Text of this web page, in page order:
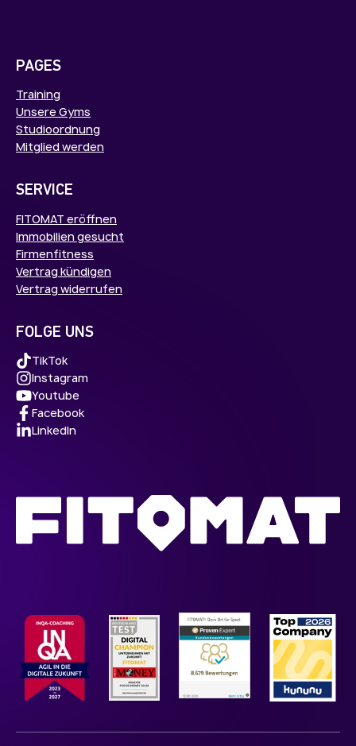
PAGES
Training
Unsere Gyms
Studioordnung
Mitglied werden
SERVICE
FITOMAT eröffnen
Immobilien gesucht
Firmenfitness
Vertrag kündigen
Vertrag widerrufen
FOLGE UNS
TikTok
Instagram
Youtube
Facebook
LinkedIn